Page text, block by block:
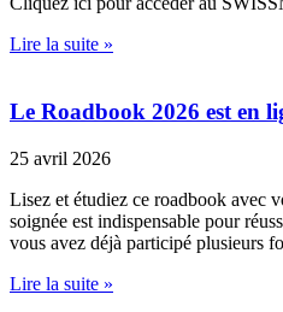
Lire la suite »
Le Roadbook 2026 est en
25 avril 2026
Lisez et étudiez ce roadbook avec
soignée est indispensable pour
vous avez déjà participé plusieurs
Lire la suite »